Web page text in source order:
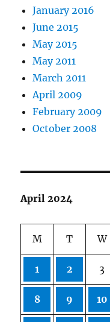
January 2016
June 2015
May 2015
May 2011
March 2011
April 2009
February 2009
October 2008
April 2024
M T W
1 2 3
8 9 10